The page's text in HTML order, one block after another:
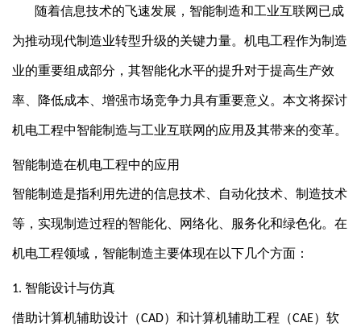
随着信息技术的飞速发展，智能制造和工业互联网已成
为推动现代制造业转型升级的关键力量。机电工程作为制造
业的重要组成部分，其智能化水平的提升对于提高生产效
率、降低成本、增强市场竞争力具有重要意义。本文将探讨
机电工程中智能制造与工业互联网的应用及其带来的变革。
智能制造在机电工程中的应用
智能制造是指利用先进的信息技术、自动化技术、制造技术
等，实现制造过程的智能化、网络化、服务化和绿色化。在
机电工程领域，智能制造主要体现在以下几个方面：
1. 智能设计与仿真
借助计算机辅助设计（CAD）和计算机辅助工程（CAE）软